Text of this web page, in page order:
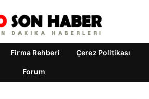
Firma Rehberi Çerez Politikası
Forum